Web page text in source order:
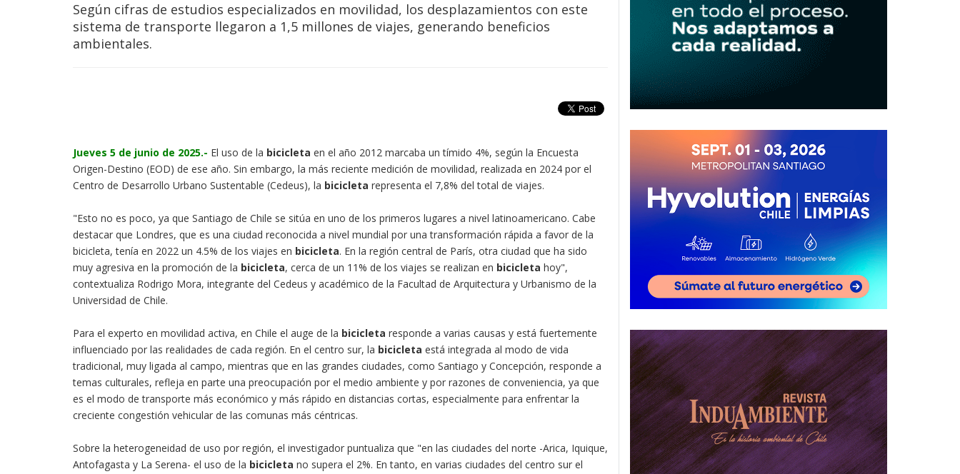
Según cifras de estudios especializados en movilidad, los desplazamientos con este
sistema de transporte llegaron a 1,5 millones de viajes, generando beneficios
ambientales.
Jueves 5 de junio de 2025.- El uso de la bicicleta en el año 2012 marcaba un tímido 4%, según la Encuesta
Origen-Destino (EOD) de ese año. Sin embargo, la más reciente medición de movilidad, realizada en 2024 por el
Centro de Desarrollo Urbano Sustentable (Cedeus), la bicicleta representa el 7,8% del total de viajes.
"Esto no es poco, ya que Santiago de Chile se sitúa en uno de los primeros lugares a nivel latinoamericano. Cabe
destacar que Londres, que es una ciudad reconocida a nivel mundial por una transformación rápida a favor de la
bicicleta, tenía en 2022 un 4.5% de los viajes en bicicleta. En la región central de París, otra ciudad que ha sido
muy agresiva en la promoción de la bicicleta, cerca de un 11% de los viajes se realizan en bicicleta hoy",
contextualiza Rodrigo Mora, integrante del Cedeus y académico de la Facultad de Arquitectura y Urbanismo de la
Universidad de Chile.
Para el experto en movilidad activa, en Chile el auge de la bicicleta responde a varias causas y está fuertemente
influenciado por las realidades de cada región. En el centro sur, la bicicleta está integrada al modo de vida
tradicional, muy ligada al campo, mientras que en las grandes ciudades, como Santiago y Concepción, responde a
temas culturales, refleja en parte una preocupación por el medio ambiente y por razones de conveniencia, ya que
es el modo de transporte más económico y más rápido en distancias cortas, especialmente para enfrentar la
creciente congestión vehicular de las comunas más céntricas.
Sobre la heterogeneidad de uso por región, el investigador puntualiza que "en las ciudades del norte -Arica, Iquique,
Antofagasta y La Serena- el uso de la bicicleta no supera el 2%. En tanto, en varias ciudades del centro sur el